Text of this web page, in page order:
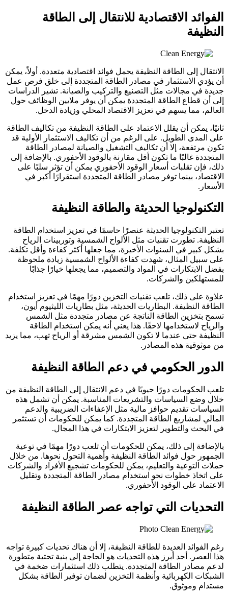
الفوائد الاقتصادية للانتقال إلى الطاقة
النظيفة
الانتقال إلى الطاقة النظيفة يحمل فوائد اقتصادية متعددة. أولاً، يمكن
أن يؤدي الاستثمار في مصادر الطاقة المتجددة إلى خلق فرص عمل
جديدة في مجالات مثل التصنيع والتركيب والصيانة. تشير الدراسات
إلى أن قطاع الطاقة المتجددة يمكن أن يوفر ملايين الوظائف حول
العالم، مما يسهم في تعزيز الاقتصاد المحلي وزيادة الدخل.
ثانيًا، يمكن أن يقلل الاعتماد على الطاقة النظيفة من تكاليف الطاقة
على المدى الطويل. على الرغم من أن تكاليف الاستثمار الأولية قد
تكون مرتفعة، إلا أن تكاليف التشغيل والصيانة لمصادر الطاقة
المتجددة غالبًا ما تكون أقل مقارنة بالوقود الأحفوري. بالإضافة إلى
ذلك، فإن تقلبات أسعار الوقود الأحفوري يمكن أن تؤثر سلبًا على
الاقتصاد، بينما توفر مصادر الطاقة المتجددة استقرارًا أكبر في
الأسعار.
التكنولوجيا الحديثة والطاقة النظيفة
تعتبر التكنولوجيا الحديثة عنصرًا حاسمًا في تعزيز استخدام الطاقة
النظيفة. تطورت تقنيات مثل الألواح الشمسية وتوربينات الرياح
بشكل كبير في السنوات الأخيرة، مما جعلها أكثر كفاءة وأقل تكلفة.
على سبيل المثال، شهدت كفاءة الألواح الشمسية زيادة ملحوظة
بفضل الابتكارات في المواد والتصميم، مما يجعلها خيارًا جذابًا
للمستهلكين والشركات.
علاوة على ذلك، تلعب تقنيات التخزين دورًا مهمًا في تعزيز استخدام
الطاقة النظيفة. البطاريات الحديثة، مثل بطاريات الليثيوم أيون،
تسمح بتخزين الطاقة الناتجة عن مصادر متجددة مثل الشمس
والرياح لاستخدامها لاحقًا. هذا يعني أنه يمكن استخدام الطاقة
النظيفة حتى عندما لا تكون الشمس مشرقة أو الرياح تهب، مما يزيد
من موثوقية هذه المصادر.
الدور الحكومي في دعم الطاقة النظيفة
تلعب الحكومات دورًا حيويًا في دعم الانتقال إلى الطاقة النظيفة من
خلال وضع السياسات والتشريعات المناسبة. يمكن أن تشمل هذه
السياسات تقديم حوافز مالية مثل الإعفاءات الضريبية والدعم
المالي لمشاريع الطاقة المتجددة. كما يمكن للحكومات أن تستثمر
في البحث والتطوير لتعزيز الابتكارات في هذا المجال.
بالإضافة إلى ذلك، يمكن للحكومات أن تلعب دورًا مهمًا في توعية
الجمهور حول فوائد الطاقة النظيفة وأهمية التحول نحوها. من خلال
حملات التوعية والتعليم، يمكن للحكومات تشجيع الأفراد والشركات
على اتخاذ خطوات نحو استخدام مصادر الطاقة المتجددة وتقليل
الاعتماد على الوقود الأحفوري.
التحديات التي تواجه عصر الطاقة النظيفة
رغم الفوائد العديدة للطاقة النظيفة، إلا أن هناك تحديات كبيرة تواجه
هذا العصر. أحد أبرز هذه التحديات هو الحاجة إلى بنية تحتية متطورة
لدعم مصادر الطاقة المتجددة. يتطلب ذلك استثمارات ضخمة في
الشبكات الكهربائية وأنظمة التخزين لضمان توفير الطاقة بشكل
مستدام وموثوق.